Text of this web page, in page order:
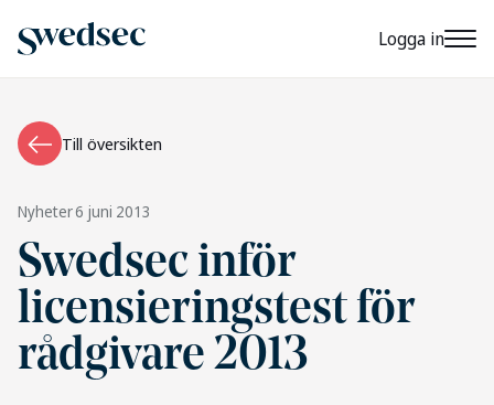
Logga in
Till översikten
Nyheter6 juni 2013
Swedsec inför
licensieringstest för
rådgivare 2013